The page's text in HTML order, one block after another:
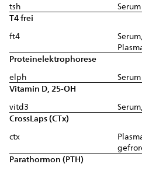
tsh
Serum
T4 frei
ft4
Proteinelektrophorese
elph
Serum
Vitamin D, 25-OH
vitd3
CrossLaps (CTx)
ctx
Parathormon (PTH)